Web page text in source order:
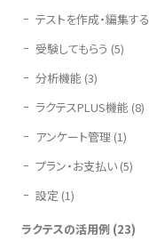
テストを作成・編集する
受験してもらう (5)
分析機能 (3)
ラクテスPLUS機能 (8)
アンケート管理(1)
プラン・お支払い(5)
設定 (1)
ラクテスの活用例(23)